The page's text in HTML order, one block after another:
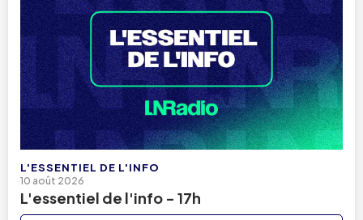
L'ESSENTIEL DE L'INFO
10 août 2026
L'essentiel de l'info - 17h